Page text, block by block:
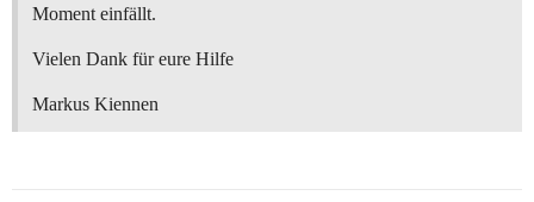
Moment einfällt.
Vielen Dank für eure Hilfe
Markus Kiennen